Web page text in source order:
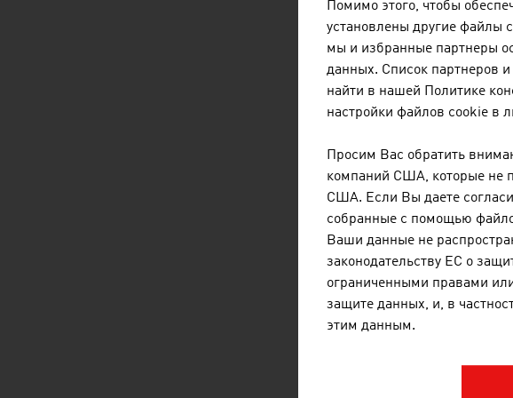
мультимодальных
Корабли в
становится
Стремительно
терминалов для
Инновационные
оптимизации
Австрийская
требования
торговле.
Более подробную
Помимо этого, чтобы
установлены другие файлы
мы и избранные партнеры
данных. Список партнеров
найти в нашей Политике
настройки файлов cookie в
Просим Вас обратить
компаний США, которые не
США. Если Вы даете
собранные с помощью
Ваши данные не
законодательству ЕС о
ограниченными правами
защите данных, и, в
этим данным.